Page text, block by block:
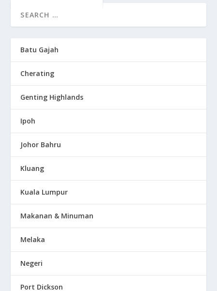
Batu Gajah
Cherating
Genting Highlands
Ipoh
Johor Bahru
Kluang
Kuala Lumpur
Makanan & Minuman
Melaka
Negeri
Port Dickson